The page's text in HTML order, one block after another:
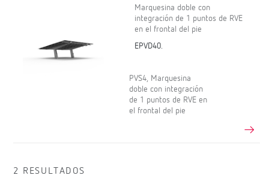
Marquesina doble con
integración de 1 puntos de RVE
en el frontal del pie
EPVD40.
PVS4, Marquesina
doble con integración
de 1 puntos de RVE en
el frontal del pie
2 RESULTADOS